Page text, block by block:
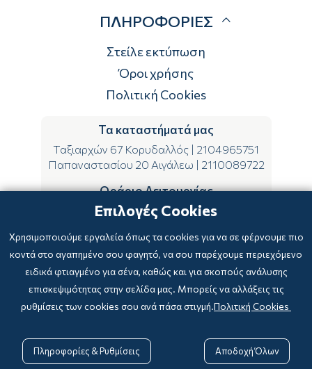
Τρόποι αποστολής
Τρόποι πληρωμής
Επιστροφές
ΠΛΗΡΟΦΟΡΙΕΣ
Στείλε εκτύπωση
Όροι χρήσης
Πολιτική Cookies
Τα καταστήματά μας
Ταξιαρχών 67 Κορυδαλλός | 2104965751
Παπαναστασίου 20 Αιγάλεω | 2110089722
Ωράριο Λειτουργίας
ΔΕ-ΤΕ-ΣΑ 09:00-15:00
Επιλογές Cookies
Χρησιμοποιούμε εργαλεία όπως τα cookies για να σε φέρνουμε πιο
κοντά στο αγαπημένο σου φαγητό, να σου παρέχουμε περιεχόμενο
ειδικά φτιαγμένο για σένα, καθώς και για σκοπούς ανάλυσης
επισκεψιμότητας στην σελίδα μας. Μπορείς να αλλάξεις τις
ρυθμίσεις των cookies σου ανά πάσα στιγμή.Πολιτική Cookies
Πληροφορίες & Ρυθμίσεις Αποδοχή Όλων